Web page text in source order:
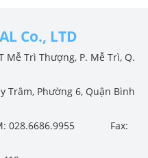
Co., LTD
Mễ Trì Thượng, P. Mễ Trì, Q.
Trâm, Phường 6, Quận Bình
028.6686.9955 Fax: